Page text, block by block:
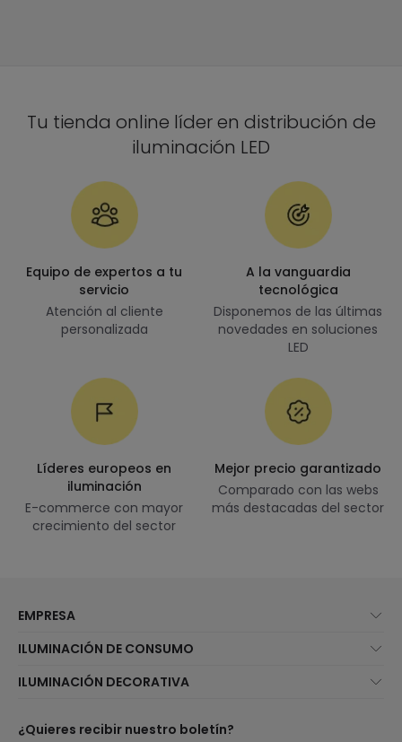
Tu tienda online líder en distribución de
iluminación LED
Equipo de expertos a tu
servicio
Atención al cliente
personalizada
A la vanguardia
tecnológica
Disponemos de las últimas
novedades en soluciones
LED
Líderes europeos en
iluminación
E-commerce con mayor
crecimiento del sector
Mejor precio garantizado
Comparado con las webs
más destacadas del sector
EMPRESA
Atención al cliente
Métodos de envío
¿Eres profesional?
ILUMINACIÓN DE CONSUMO
Marcas
ILUMINACIÓN DECORATIVA
Top Marcas
¿Quieres recibir nuestro boletín?